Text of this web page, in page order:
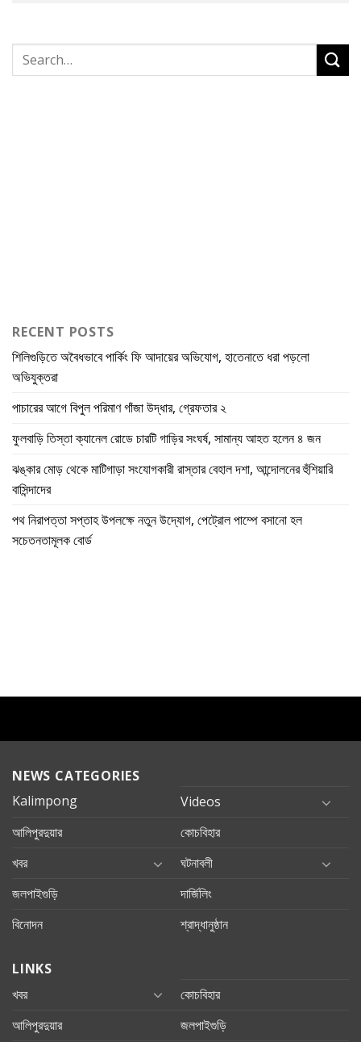
RECENT POSTS
শিলিগুড়িতে অবৈধভাবে পার্কিং ফি আদায়ের অভিযোগ, হাতেনাতে ধরা পড়লো
অভিযুক্তরা
পাচারের আগে বিপুল পরিমাণ গাঁজা উদ্ধার, গ্রেফতার ২
ফুলবাড়ি তিস্তা ক্যানেল রোডে চারটি গাড়ির সংঘর্ষ, সামান্য আহত হলেন ৪ জন
ঝঙ্কার মোড় থেকে মাটিগাড়া সংযোগকারী রাস্তার বেহাল দশা, আন্দোলনের হুঁশিয়ারি
বাসিন্দাদের
পথ নিরাপত্তা সপ্তাহ উপলক্ষে নতুন উদ্যোগ, পেট্রোল পাম্পে বসানো হল
সচেতনতামূলক বোর্ড
NEWS CATEGORIES
Kalimpong
Videos
আলিপুরদুয়ার
কোচবিহার
খবর
ঘটনাবলী
জলপাইগুড়ি
দার্জিলিং
বিনোদন
শ্রাদ্ধানুষ্ঠান
LINKS
খবর
কোচবিহার
আলিপুরদুয়ার
জলপাইগুড়ি